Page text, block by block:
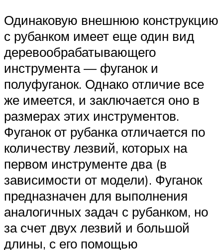
Одинаковую внешнюю конструкцию
с рубанком имеет еще один вид
деревообрабатывающего
инструмента — фуганок и
полуфуганок. Однако отличие все
же имеется, и заключается оно в
размерах этих инструментов.
Фуганок от рубанка отличается по
количеству лезвий, которых на
первом инструменте два (в
зависимости от модели). Фуганок
предназначен для выполнения
аналогичных задач с рубанком, но
за счет двух лезвий и большой
длины, с его помощью